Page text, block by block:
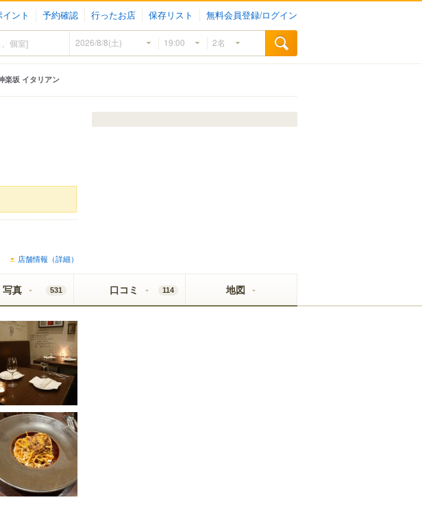
ント 予約確認 行ったお店 保存リスト 無料会員登録/ログイン
楽坂 イタリアン
店舗情報（詳細）
写真 531 口コミ 114 地図